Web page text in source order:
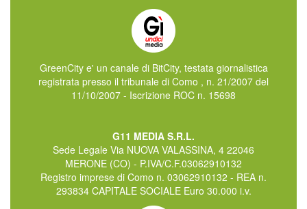
GreenCity e' un canale di BitCity, testata giornalistica
registrata presso il tribunale di Como , n. 21/2007 del
11/10/2007 - Iscrizione ROC n. 15698
G11 MEDIA S.R.L.
Sede Legale Via NUOVA VALASSINA, 4 22046
MERONE (CO) - P.IVA/C.F.03062910132
Registro imprese di Como n. 03062910132 - REA n.
293834 CAPITALE SOCIALE Euro 30.000 i.v.